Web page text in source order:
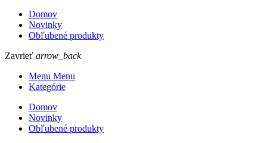
Domov
Novinky
Obľubené produkty
Zavrieť arrow_back
Menu Menu
Kategórie
Domov
Novinky
Obľubené produkty